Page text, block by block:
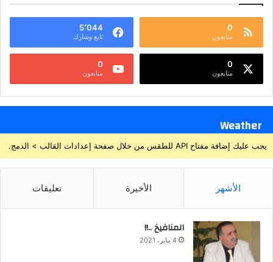
0
متابعون
5٬044
تابع وشارك
0
متابعون
0
متابعون
Weather
يجب عليك إضافة مفتاح API للطقس من خلال صفحة إعدادات القالب > الدمج.
الأشهر الأخيرة تعليقات
المنافيخ ..!!
4 يناير، 2021